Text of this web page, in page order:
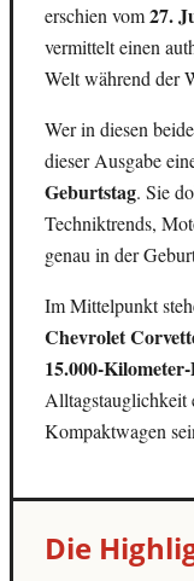
erschien vom27.
vermittelt einen
Welt während der
Wer in diesen
dieser Ausgabe
Geburtstag. Sie
Techniktrends,
genau in der
Im Mittelpunkt
Chevrolet
15.000-
Alltagstauglichkeit
Kompaktwagen
Die